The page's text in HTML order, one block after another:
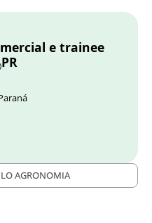
e trainee
AGRONOMIA